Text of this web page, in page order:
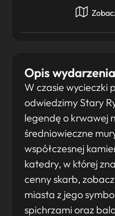
Opis wydarzenia
W czasie wycieczki
odwiedzimy Stary
legendę o krwawej
średniowieczne
współczesnej
katedry, w której
cenny skarb,
miasta z jego
spichrzami oraz